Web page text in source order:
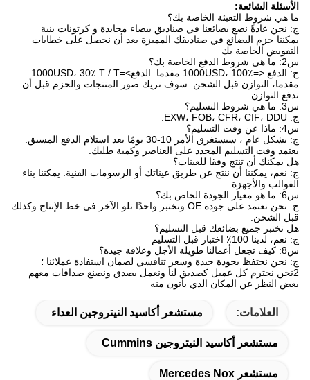
الأسئلة الشائعة:
ما هي شروط التعبئة الخاصة بك؟
ج: نحن عادةً نضع بضائعنا في صناديق بيضاء محايدة و كرتونات بنية
يمكننا حزم البضائع في صناديقك المميزة بعد أن نحصل على خطابات
التفويض الخاصة بك
س2: ما هي شروط الدفع الخاصة بك؟
ج: الدفع <=1000USD، 100٪ مقدما. الدفع>=1000USD، 30٪ T / T
مقدما، التوازن قبل الشحن. سوف نريك صور المنتجات والحزم قبل أن
تدفع التوازن.
س3: ما هي شروط التسليم؟
ج: EXW، FOB، CFR، CIF، DDU.
س4: ماذا عن وقت التسليم؟
ج: بشكل عام ، سيستغرق الأمر 10-30 يومًا بعد استلام الدفع المسبق.
يعتمد وقت التسليم المحدد على العناصر وكمية طلبك.
هل يمكنك أن تنتج وفقا للعينات؟
ج: نعم، يمكننا أن ننتج عن طريق عيناتك أو الرسومات الفنية. يمكننا بناء
القوالب والأجهزة.
س6: ما هو معيار الجودة الخاص بك؟
ج: نحن نعتمد على جودة OE ونختبر واحدًا تلو الآخر في خط الإنتاج وكذلك
قبل الشحن.
هل تختبر جميع بضائعك قبل التسليم؟
ج: نعم، لدينا 100٪ اختبار قبل التسليم
س8: كيف تجعل أعمالنا طويلة الأجل وعلاقة جيدة؟
ج: نحن نحتفظ بجودة جيدة وسعر تنافسي لضمان استفادة عملائنا ؛
2نحن نحترم كل عميل كصديق لنا ونعمل بصدق ونصنع صداقات معهم
بغض النظر عن المكان الذي يأتون منه
العلامات: مستشعر أكاسيد النيتروجين العداء
مستشعر أكاسيد النيتروجين Cummins
مستشعر Mercedes Nox